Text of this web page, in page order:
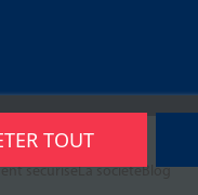
TOUT
sécuriséLa sociétéBlog